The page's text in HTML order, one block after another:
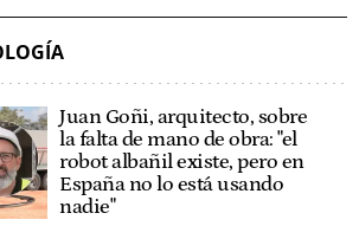
Juan Goñi, arquitecto, sobre
la falta de mano de obra: "el
robot albañil existe, pero en
España no lo está usando
nadie"